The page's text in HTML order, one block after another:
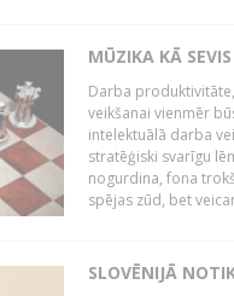
MŪZIKA KĀ
Darba
veikšanai vienmēr
intelektuālā darba
stratēģiski svarīgu
nogurdina, fona
spējas zūd, bet
SLOVĒNIJĀ